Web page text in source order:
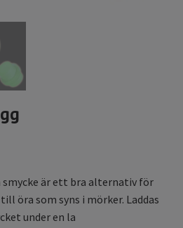
är ett bra alternativ för
öra som syns i mörker. Laddas
under en la